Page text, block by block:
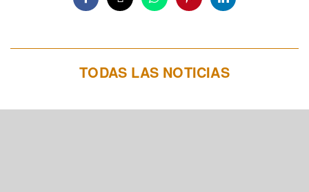
TODAS LAS NOTICIAS